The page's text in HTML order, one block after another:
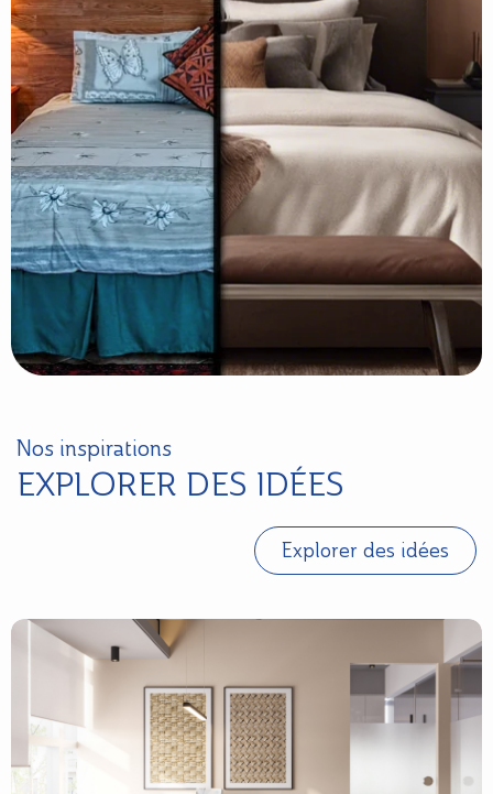
Nos inspirations
EXPLORER DES IDÉES
Explorer des idées